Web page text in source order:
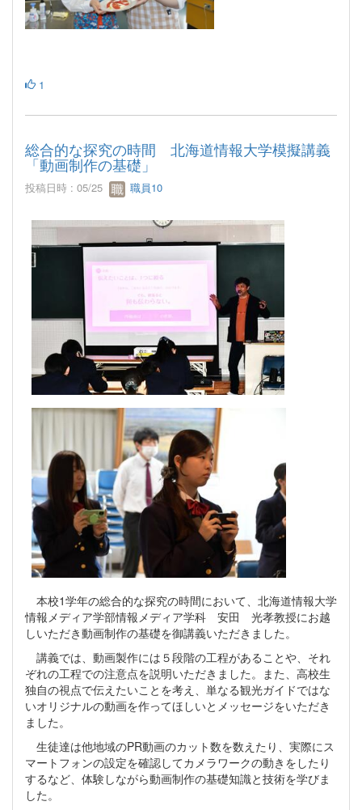
1
総合的な探究の時間 北海道情報大学模擬講義
「動画制作の基礎」
投稿日時 : 05/25 職員10
本校1学年の総合的な探究の時間において、北海道情報大学
情報メディア学部情報メディア学科 安田 光孝教授にお越
しいただき動画制作の基礎を御講義いただきました。
講義では、動画製作には５段階の工程があることや、それ
ぞれの工程での注意点を説明いただきました。また、高校生
独自の視点で伝えたいことを考え、単なる観光ガイドではな
いオリジナルの動画を作ってほしいとメッセージをいただき
ました。
生徒達は他地域のPR動画のカット数を数えたり、実際にス
マートフォンの設定を確認してカメラワークの動きをしたり
するなど、体験しながら動画制作の基礎知識と技術を学びま
した。